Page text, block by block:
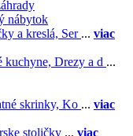
nábytok
a kreslá, Ser ... viac
kuchyne, Drezy a d ...
skrinky, Ko ... viac
stoličky ... viac